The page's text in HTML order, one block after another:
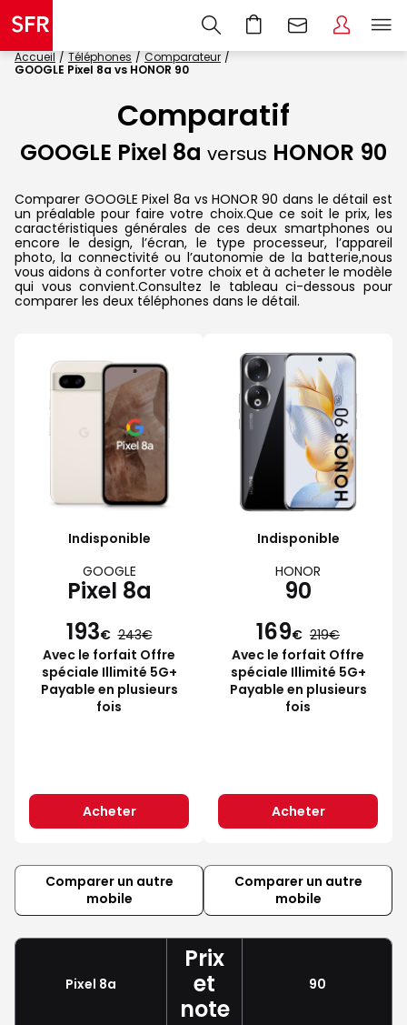
Accueil Téléphones
Comparateur
GOOGLE Pixel 8a vs HONOR 90
Comparatif
GOOGLE Pixel 8a versus HONOR 90
Comparer GOOGLE Pixel 8a vs HONOR 90 dans le détail est
un préalable pour faire votre choix.Que ce soit le prix, les
caractéristiques générales de ces deux smartphones ou
encore le design, l’écran, le type processeur, l’appareil
photo, la connectivité ou l’autonomie de la batterie,nous
vous aidons à conforter votre choix et à acheter le modèle
qui vous convient.Consultez le tableau ci-dessous pour
comparer les deux téléphones dans le détail.
Indisponible
GOOGLE
Pixel 8a
193€ 243
Avec le forfait Offre
spéciale Illimité 5G+
Payable en plusieurs
fois
Acheter
Indisponible
HONOR
90
169€ 219
Avec le forfait Offre
spéciale Illimité 5G+
Payable en plusieurs
fois
Acheter
Comparer un autre
mobile
Comparer un autre
mobile
Pixel 8a
Prix
et
note
90